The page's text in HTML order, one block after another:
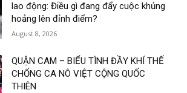
lao động: Điều gì đang đẩy cuộc khủng
hoảng lên đỉnh điểm?
August 8, 2026
QUẬN CAM – BIỂU TÌNH ĐẦY KHÍ THẾ
CHỐNG CA NÔ VIỆT CỘNG QUỐC
THIÊN